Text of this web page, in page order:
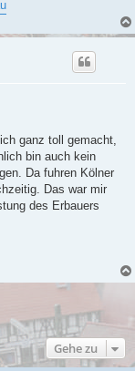
ganz toll gemacht,
bin auch kein
Da fuhren Kölner
Das war mir
des Erbauers
Gehe zu